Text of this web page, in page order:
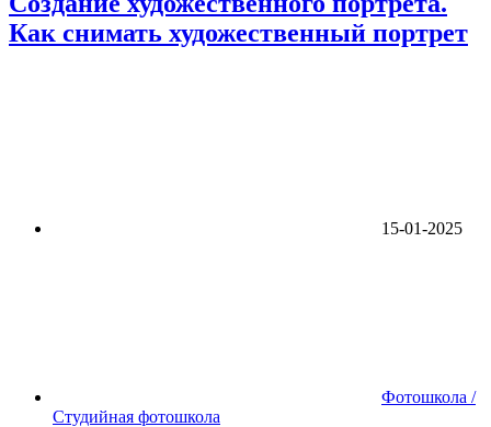
Как снимать художественный портрет
15-01-2025
Фотошкола /
Студийная фотошкола